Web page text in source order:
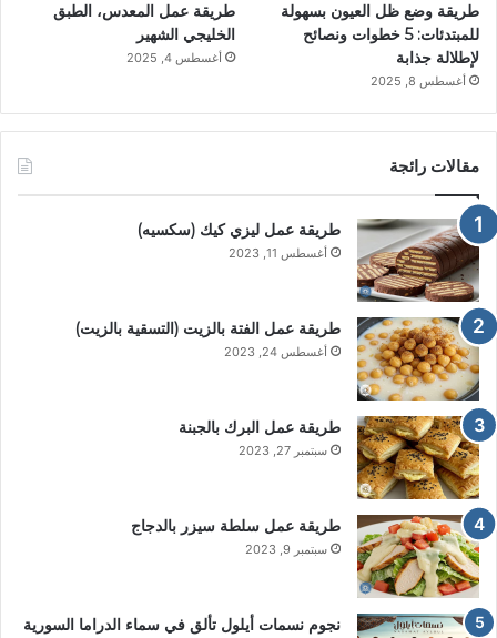
طريقة وضع ظل العيون بسهولة
للمبتدئات: 5 خطوات ونصائح
لإطلالة جذابة
أغسطس 8, 2025
طريقة عمل المعدس، الطبق
الخليجي الشهير
أغسطس 4, 2025
مقالات رائجة
طريقة عمل ليزي كيك (سكسيه)
أغسطس 11, 2023
طريقة عمل الفتة بالزيت (التسقية بالزيت)
أغسطس 24, 2023
طريقة عمل البرك بالجبنة
سبتمبر 27, 2023
طريقة عمل سلطة سيزر بالدجاج
سبتمبر 9, 2023
نجوم نسمات أيلول تألق في سماء الدراما السورية